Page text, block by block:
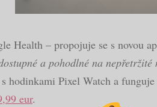
Health – propojuje se s
a pohodlné na nepřetržité
hodinkami Pixel Watch a
eur.